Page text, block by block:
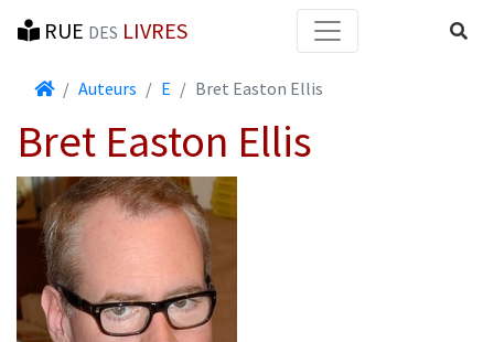
RUE DES LIVRES
AccueilAuteurs E Bret Easton Ellis
Bret Easton Ellis